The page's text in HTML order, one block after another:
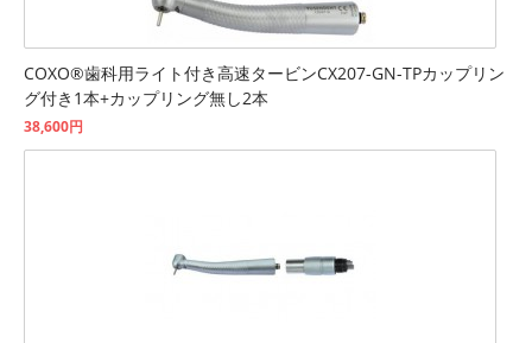
COXO®歯科用ライト付き高速タービンCX207-GN-TPカップリン
グ付き1本+カップリング無し2本
38,600円